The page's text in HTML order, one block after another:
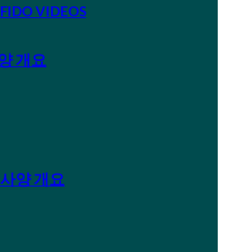
FIDO VIDEOS
개요
양 개요